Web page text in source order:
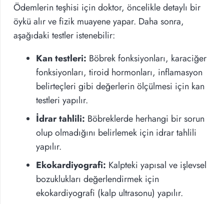
Ödemlerin teşhisi için doktor, öncelikle detaylı bir
öykü alır ve fizik muayene yapar. Daha sonra,
aşağıdaki testler istenebilir:
Kan testleri: Böbrek fonksiyonları, karaciğer
fonksiyonları, tiroid hormonları, inflamasyon
belirteçleri gibi değerlerin ölçülmesi için kan
testleri yapılır.
İdrar tahlili: Böbreklerde herhangi bir sorun
olup olmadığını belirlemek için idrar tahlili
yapılır.
Ekokardiyografi: Kalpteki yapısal ve işlevsel
bozuklukları değerlendirmek için
ekokardiyografi (kalp ultrasonu) yapılır.